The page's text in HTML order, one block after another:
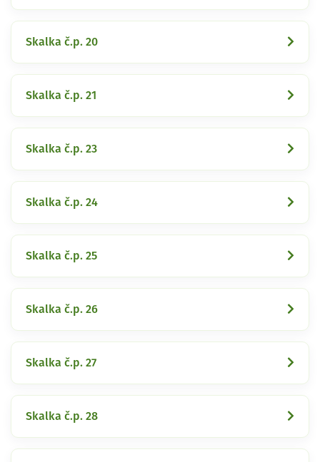
Skalka č.p. 20
Skalka č.p. 21
Skalka č.p. 23
Skalka č.p. 24
Skalka č.p. 25
Skalka č.p. 26
Skalka č.p. 27
Skalka č.p. 28